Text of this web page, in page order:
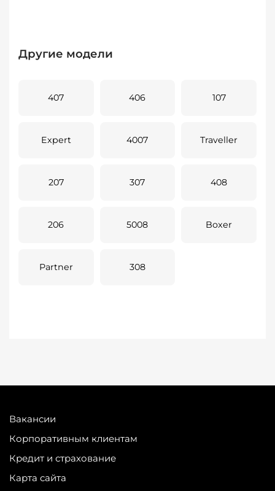
Другие модели
407 406 107
Expert 4007 Traveller
207 307 408
206 5008 Boxer
Partner 308
Вакансии
Корпоративным клиентам
Кредит и страхование
Карта сайта